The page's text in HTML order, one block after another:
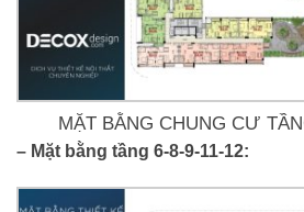
MẶT BẰNG CHUNG CƯ
– Mặt bằng tầng 6-8-9-11-12: